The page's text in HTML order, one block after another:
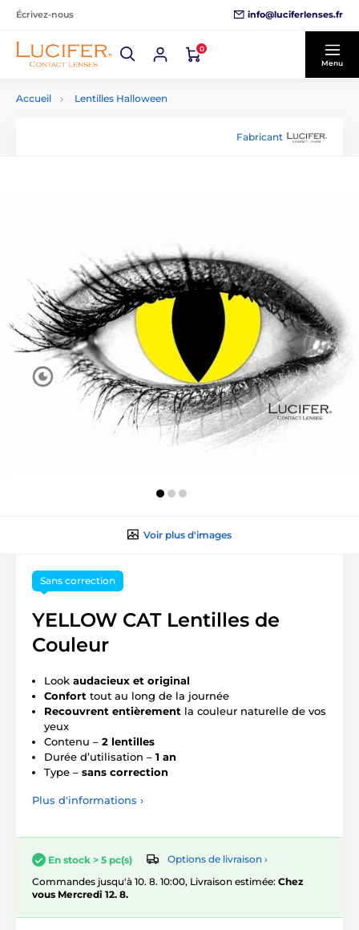
Écrivez-nous info@luciferlenses.fr
0
Menu
Accueil Lentilles Halloween
Fabricant
Voir plus d'images
Sans correction
YELLOW CAT Lentilles de
Couleur
Look audacieux et original
Confort tout au long de la journée
Recouvrent entièrement la couleur naturelle de vos
yeux
Contenu – 2 lentilles
Durée d’utilisation – 1 an
Type – sans correction
Plus d'informations ›
En stock > 5 pc(s)
Options de livraison ›
Commandes jusqu'à 10. 8. 10:00, Livraison estimée: Chez
vous Mercredi 12. 8.